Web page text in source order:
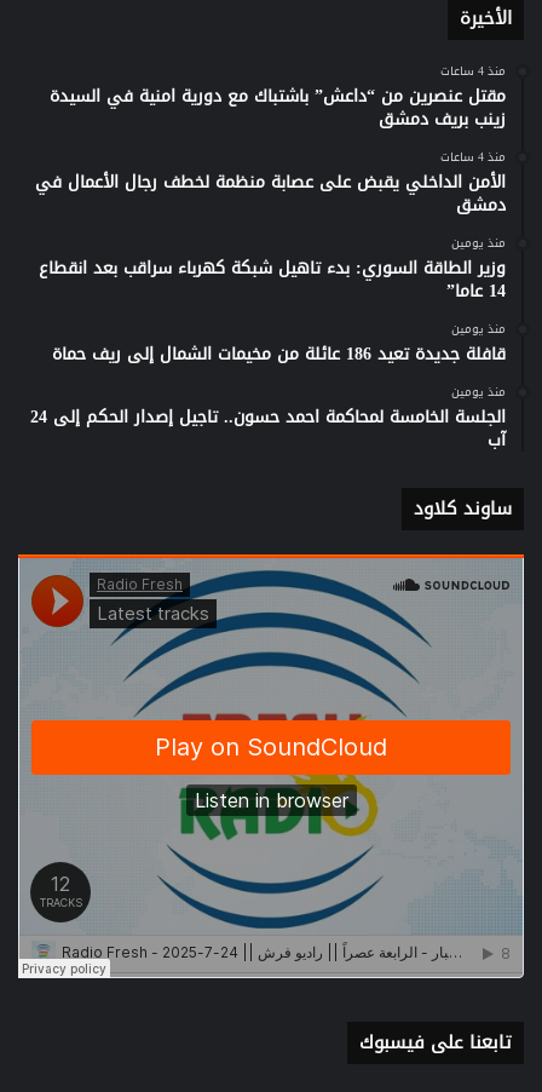
الأخيرة
منذ 4 ساعات
مقتل عنصرين من “داعش” باشتباك مع دورية امنية في السيدة
زينب بريف دمشق
منذ 4 ساعات
الأمن الداخلي يقبض على عصابة منظمة لخطف رجال الأعمال في
دمشق
منذ يومين
وزير الطاقة السوري: بدء تاهيل شبكة كهرباء سراقب بعد انقطاع
14 عاما”
منذ يومين
قافلة جديدة تعيد 186 عائلة من مخيمات الشمال إلى ريف حماة
منذ يومين
الجلسة الخامسة لمحاكمة احمد حسون.. تاجيل إصدار الحكم إلى 24
آب
ساوند كلاود
تابعنا على فيسبوك